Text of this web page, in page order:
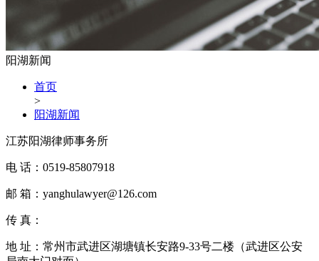
阳湖新闻
首页
>
阳湖新闻
江苏阳湖律师事务所
电 话： 0519-85807918
邮 箱： yanghulawyer@126.com
传 真：
地 址： 常州市武进区湖塘镇长安路9-33号二楼（武进区公安